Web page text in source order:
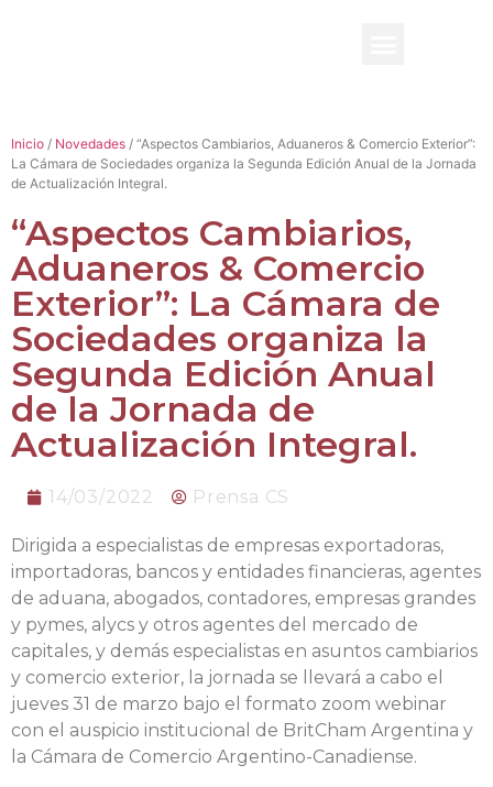
Inicio / Novedades / “Aspectos Cambiarios, Aduaneros & Comercio Exterior”:
La Cámara de Sociedades organiza la Segunda Edición Anual de la Jornada
de Actualización Integral.
“Aspectos Cambiarios,
Aduaneros & Comercio
Exterior”: La Cámara de
Sociedades organiza la
Segunda Edición Anual
de la Jornada de
Actualización Integral.
14/03/2022 Prensa CS
Dirigida a especialistas de empresas exportadoras,
importadoras, bancos y entidades financieras, agentes
de aduana, abogados, contadores, empresas grandes
y pymes, alycs y otros agentes del mercado de
capitales, y demás especialistas en asuntos cambiarios
y comercio exterior, la jornada se llevará a cabo el
jueves 31 de marzo bajo el formato zoom webinar
con el auspicio institucional de BritCham Argentina y
la Cámara de Comercio Argentino-Canadiense.